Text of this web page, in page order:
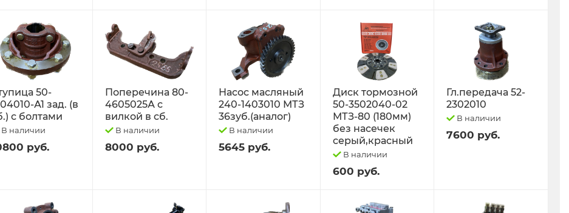
50-
А1 зад. (в
с болтами
В наличии
руб.
Поперечина 80-
4605025А с
вилкой в сб.
В наличии
8000 руб.
Насос масляный
240-1403010 МТЗ
36зуб.(аналог)
В наличии
5645 руб.
Диск тормозной
50-3502040-02
МТЗ-80 (180мм)
без насечек
серый,красный
В наличии
600 руб.
Гл.передача 52-
2302010
В наличии
7600 руб.